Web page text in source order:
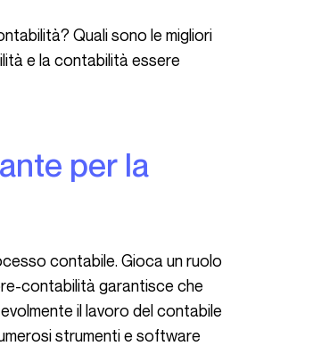
e la contabilità essere
contabilità garantisce che
il lavoro del contabile
strumenti e software